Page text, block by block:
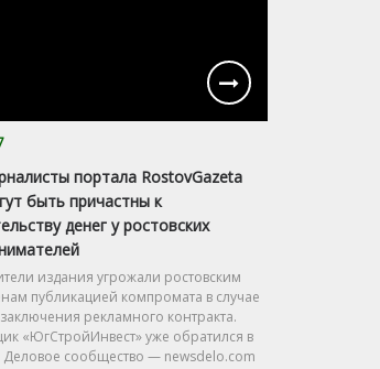
портала RostovGazeta
быть причастны к
денег у ростовских
издания угрожали ростовским
публикацией компромата в случае
заключения рекламного контракта.
«ЮгСтройИнвест» уже обратился в
сообщество — newsdelo.com